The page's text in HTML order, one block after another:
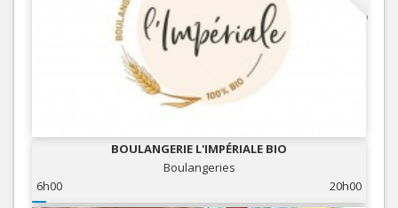
BOULANGERIE L'IMPÉRIALE BIO
Boulangeries
6h00
20h00